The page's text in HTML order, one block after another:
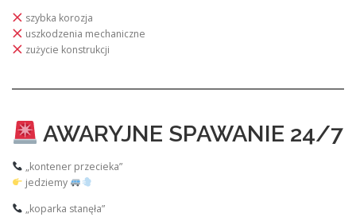
szybka korozja
uszkodzenia mechaniczne
zużycie konstrukcji
AWARYJNE SPAWANIE 24/7
„kontener przecieka”
jedziemy
„koparka stanęła”